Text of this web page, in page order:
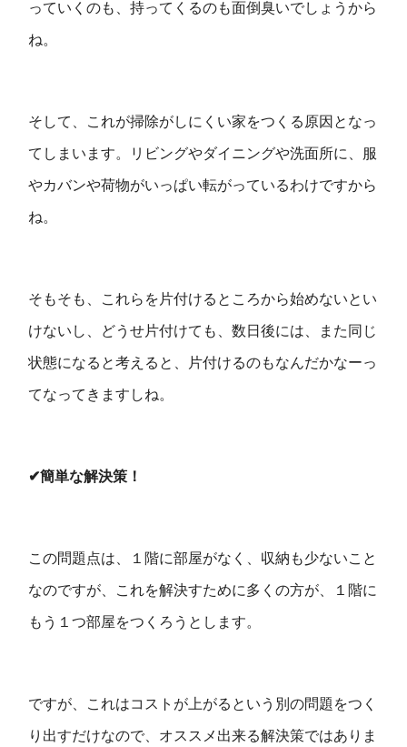
っていくのも、持ってくるのも面倒臭いでしょうから
ね。
そして、これが掃除がしにくい家をつくる原因となっ
てしまいます。リビングやダイニングや洗面所に、服
やカバンや荷物がいっぱい転がっているわけですから
ね。
そもそも、これらを片付けるところから始めないとい
けないし、どうせ片付けても、数日後には、また同じ
状態になると考えると、片付けるのもなんだかなーっ
てなってきますしね。
✔︎簡単な解決策！
この問題点は、１階に部屋がなく、収納も少ないこと
なのですが、これを解決すために多くの方が、１階に
もう１つ部屋をつくろうとします。
ですが、これはコストが上がるという別の問題をつく
り出すだけなので、オススメ出来る解決策ではありま